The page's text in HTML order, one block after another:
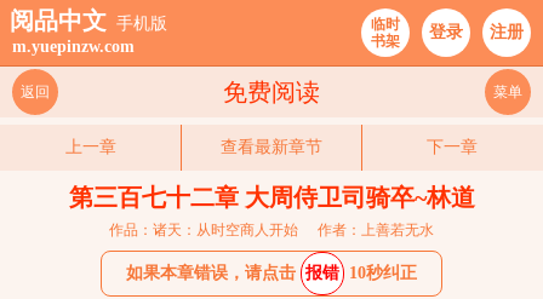
阅品中文 手机版
m.yuepinzw.com
临时
书架
登录 注册
免费阅读
返回 菜单
上一章 查看最新章节 下一章
第三百七十二章 大周侍卫司骑卒~林道
作品：诸天：从时空商人开始 作者：上善若无水
如果本章错误，请点击 报错 10秒纠正